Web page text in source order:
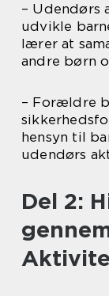
– Udendørs
udvikle
lærer at
andre børn
– Forældre
hensyn til
udendørs
Del 2: